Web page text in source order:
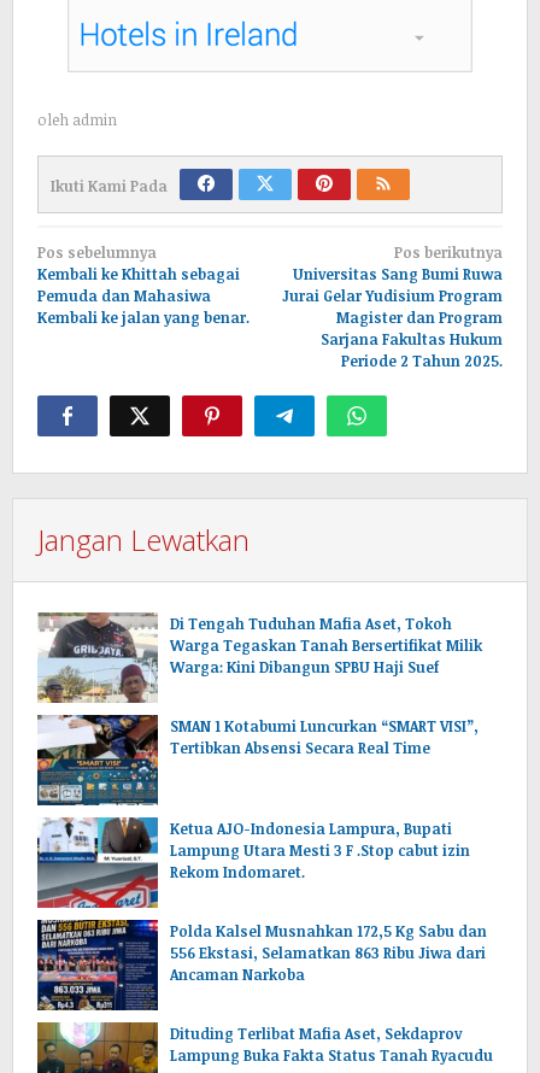
oleh admin
Ikuti Kami Pada
Navigasi
pos
Pos sebelumnya
Kembali ke Khittah sebagai
Pemuda dan Mahasiwa
Kembali ke jalan yang benar.
Pos berikutnya
Universitas Sang Bumi Ruwa
Jurai Gelar Yudisium Program
Magister dan Program
Sarjana Fakultas Hukum
Periode 2 Tahun 2025.
Jangan Lewatkan
Di Tengah Tuduhan Mafia Aset, Tokoh
Warga Tegaskan Tanah Bersertifikat Milik
Warga: Kini Dibangun SPBU Haji Suef
SMAN 1 Kotabumi Luncurkan “SMART VISI”,
Tertibkan Absensi Secara Real Time
Ketua AJO-Indonesia Lampura, Bupati
Lampung Utara Mesti 3 F .Stop cabut izin
Rekom Indomaret.
Polda Kalsel Musnahkan 172,5 Kg Sabu dan
556 Ekstasi, Selamatkan 863 Ribu Jiwa dari
Ancaman Narkoba
Dituding Terlibat Mafia Aset, Sekdaprov
Lampung Buka Fakta Status Tanah Ryacudu